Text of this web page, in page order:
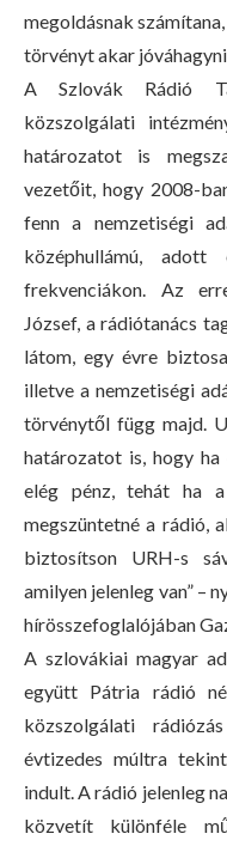
megoldásnak
törvényt akar
A Szlovák Rádió
közszolgálati
határozatot is
vezetőit, hogy 2008-
fenn a nemzetiségi
középhullámú,
frekvenciákon. Az
József, a rádiótanács
látom, egy évre
illetve a nemzetiségi
törvénytől függ majd.
határozatot is, hogy
elég pénz, tehát ha
megszüntetné a rádió,
biztosítson URH-s
amilyen jelenleg van” –
hírösszefoglalójában
A szlovákiai magyar
együtt Pátria rádió
közszolgálati
évtizedes múltra
indult. A rádió jelenleg
közvetít különféle